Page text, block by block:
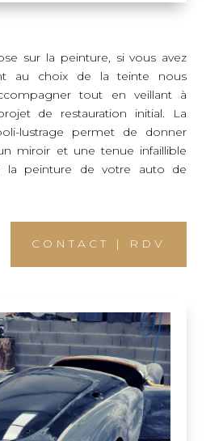
sur la peinture, si vous avez
au choix de la teinte nous
tout en veillant à
de restauration initial. La
lustrage permet de donner
miroir et une tenue infaillible
la peinture de votre auto de
CONTACT | RDV